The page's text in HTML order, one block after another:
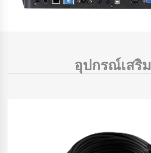
อุปกรณ์เสริม